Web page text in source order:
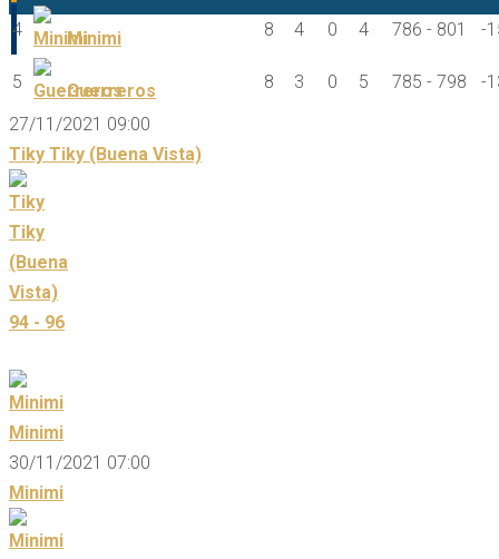
4 Minimi 8 4 0 4 786 - 801 -
5 Guerreros 8 3 0 5 785 - 798 -
27/11/2021 09:00
Tiky Tiky (Buena Vista)
94 - 96
Minimi
30/11/2021 07:00
Minimi